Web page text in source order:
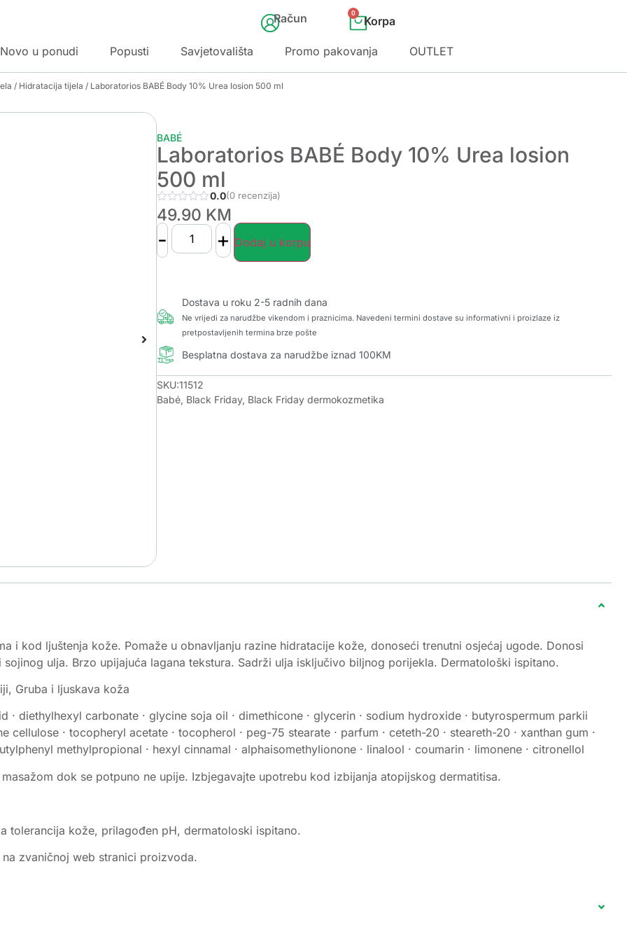
Račun 0
Novo u ponudi Popusti Savjetovališta Promo pakovanja OUTLET
/ Hidratacija tijela / Laboratorios BABÉ Body 10% Urea losion 500 ml
BABÉ
Laboratorios BABÉ Body 10% Urea losion
500 ml
0.0(0 recenzija)
49.90 KM
- + Dodaj u korpu
Dostava u roku 2-5 radnih dana
Ne vrijedi za narudžbe vikendom i praznicima. Navedeni termini dostave su informativni i proizlaze iz
pretpostavljenih termina brze pošte
Besplatna dostava za narudžbe iznad 100KM
SKU:11512
Babé, Black Friday, Black Friday dermokozmetika
i kod ljuštenja kože. Pomaže u obnavljanju razine hidratacije kože, donoseći trenutni osjećaj ugode. Donosi
ulja. Brzo upijajuća lagana tekstura. Sadrži ulja isključivo biljnog porijekla. Dermatološki ispitano.
Gruba i ljuskava koža
· diethylhexyl carbonate · glycine soja oil · dimethicone · glycerin · sodium hydroxide · butyrospermum parkii
· tocopheryl acetate · tocopherol · peg-75 stearate · parfum · ceteth-20 · steareth-20 · xanthan gum ·
methylpropional · hexyl cinnamal · alphaisomethylionone · linalool · coumarin · limonene · citronellol
dok se potpuno ne upije. Izbjegavajte upotrebu kod izbijanja atopijskog dermatitisa.
kože, prilagođen pH, dermatoloski ispitano.
zvaničnoj web stranici proizvoda.